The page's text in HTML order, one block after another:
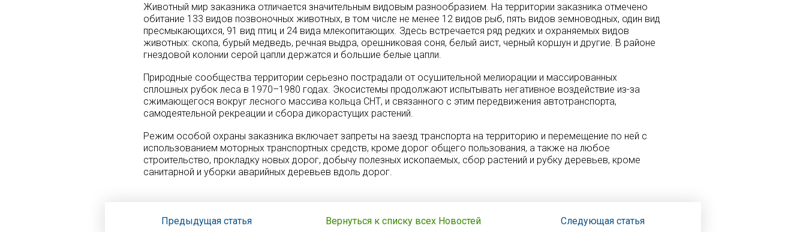
Животный мир заказника отличается значительным видовым разнообразием. На территории заказника отмечено
обитание 133 видов позвоночных животных, в том числе не менее 12 видов рыб, пять видов земноводных, один вид
пресмыкающихся, 91 вид птиц и 24 вида млекопитающих. Здесь встречается ряд редких и охраняемых видов
животных: скопа, бурый медведь, речная выдра, орешниковая соня, белый аист, черный коршун и другие. В районе
гнездовой колонии серой цапли держатся и большие белые цапли.
Природные сообщества территории серьезно пострадали от осушительной мелиорации и массированных
сплошных рубок леса в 1970–1980 годах. Экосистемы продолжают испытывать негативное воздействие из-за
сжимающегося вокруг лесного массива кольца СНТ, и связанного с этим передвижения автотранспорта,
самодеятельной рекреации и сбора дикорастущих растений.
Режим особой охраны заказника включает запреты на заезд транспорта на территорию и перемещение по ней с
использованием моторных транспортных средств, кроме дорог общего пользования, а также на любое
строительство, прокладку новых дорог, добычу полезных ископаемых, сбор растений и рубку деревьев, кроме
санитарной и уборки аварийных деревьев вдоль дорог.
Предыдущая статья Следующая статья
Вернуться к списку всех Новостей